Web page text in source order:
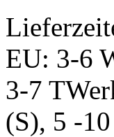
EU: 3-6
3-7
(S), 5 -